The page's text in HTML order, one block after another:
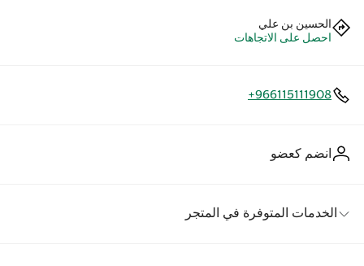
الحسين بن علي
احصل على الاتجاهات
+966115111908
انضم كعضو
الخدمات المتوفرة في المتجر